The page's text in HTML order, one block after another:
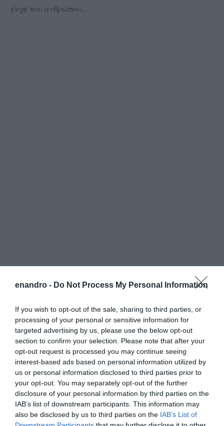
enandro - Do Not Process My Personal Information
If you wish to opt-out of the sale, sharing to third parties, or
processing of your personal or sensitive information for
targeted advertising by us, please use the below opt-out
section to confirm your selection. Please note that after your
opt-out request is processed you may continue seeing
interest-based ads based on personal information utilized by
us or personal information disclosed to third parties prior to
your opt-out. You may separately opt-out of the further
disclosure of your personal information by third parties on the
IAB’s list of downstream participants. This information may
also be disclosed by us to third parties on the IAB’s List of
ψυχή του ανθρώπου…